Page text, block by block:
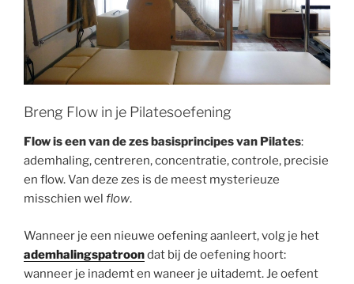
Breng Flow in je Pilatesoefening
Flow is een van de zes basisprincipes van Pilates:
ademhaling, centreren, concentratie, controle, precisie
en flow. Van deze zes is de meest mysterieuze
misschien wel flow.
Wanneer je een nieuwe oefening aanleert, volg je het
ademhalingspatroondat bij de oefening hoort:
wanneer je inademt en waneer je uitademt. Je oefent